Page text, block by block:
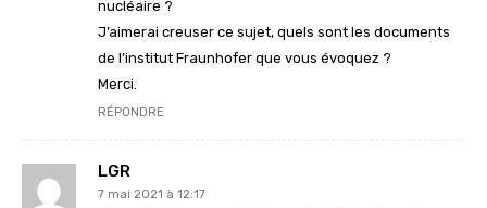
nucléaire ?
J’aimerai creuser ce sujet, quels sont les documents
de l’institut Fraunhofer que vous évoquez ?
Merci.
RÉPONDRE
LGR
7 mai 2021 à 12:17